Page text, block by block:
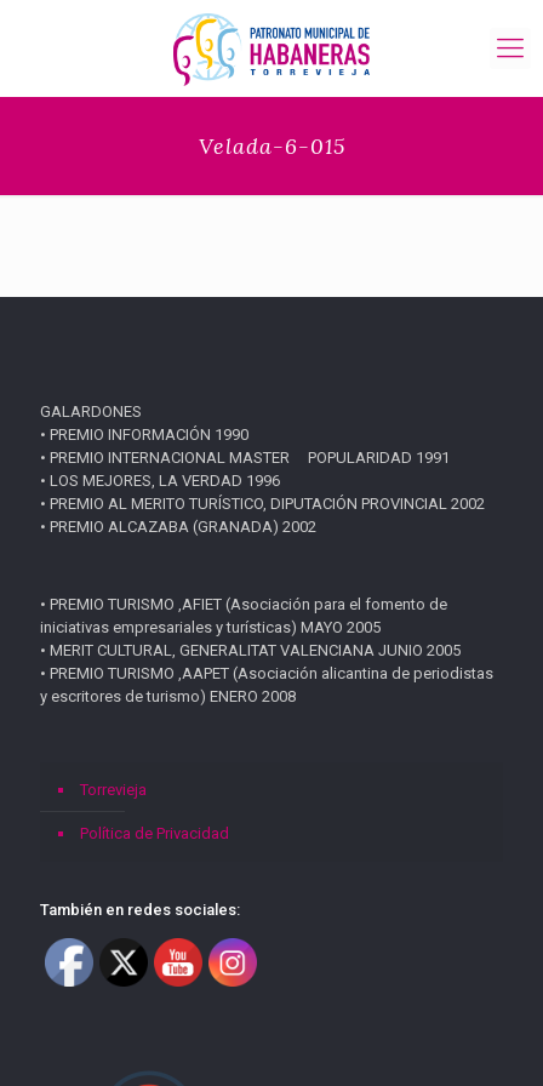
Velada-6-015
GALARDONES
• PREMIO INFORMACIÓN 1990
• PREMIO INTERNACIONAL MASTER POPULARIDAD 1991
• LOS MEJORES, LA VERDAD 1996
• PREMIO AL MERITO TURÍSTICO, DIPUTACIÓN PROVINCIAL 2002
• PREMIO ALCAZABA (GRANADA) 2002
• PREMIO TURISMO ,AFIET (Asociación para el fomento de
iniciativas empresariales y turísticas) MAYO 2005
• MERIT CULTURAL, GENERALITAT VALENCIANA JUNIO 2005
• PREMIO TURISMO ,AAPET (Asociación alicantina de periodistas
y escritores de turismo) ENERO 2008
Torrevieja
Política de Privacidad
También en redes sociales: